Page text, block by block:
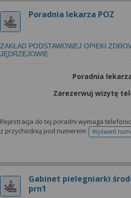
Poradnia lekarza POZ
ZAKŁAD PODSTAWOWEJ OPIEKI
JĘDRZEJOWIE
Poradnia
Zarezerwuj wizytę
Rejestracja do tej poradni wymaga
z przychodnią pod numerem:
Wyświetl
Gabinet pielegniarki
prn1